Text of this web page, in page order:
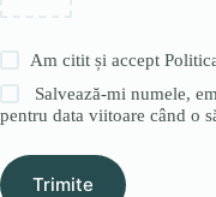
Am citit și accept
Salvează-mi numele,
pentru data viitoare când o
Trimite